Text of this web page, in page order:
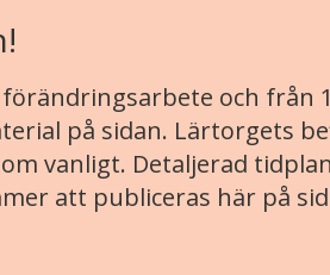
och från
på sidan. Lärtorgets
vanligt. Detaljerad
att publiceras här på